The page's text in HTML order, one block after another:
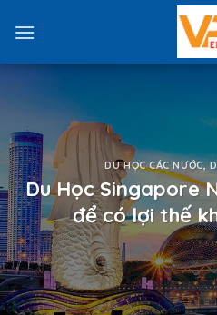
DU HỌC CÁC NƯỚC,
Du Học Singapore
để có lợi thế